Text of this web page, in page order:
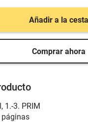
Añadir a la cesta
Comprar ahora
, 1.-3. PRIM
páginas